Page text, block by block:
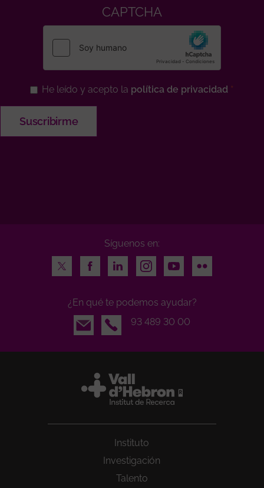
CAPTCHA
He leído y acepto la política de privacidad
Síguenos en:
Twitter
FacebookLinkedInInstagramYoutubeFlickr
¿En qué te podemos ayudar?
Email
93 489 30 00
Instituto
Investigación
Talento